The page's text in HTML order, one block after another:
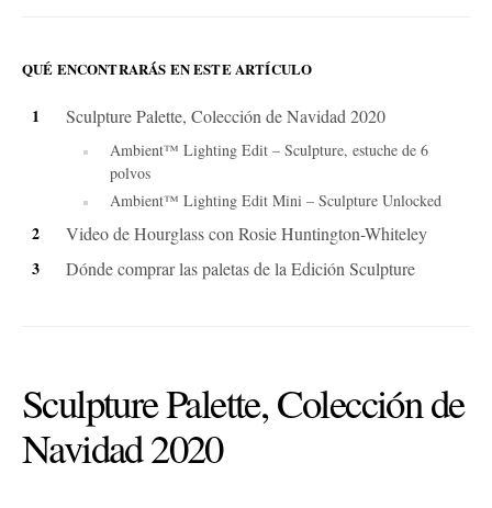
QUÉ ENCONTRARÁS EN ESTE ARTÍCULO
Sculpture Palette, Colección de Navidad 2020
Ambient™ Lighting Edit – Sculpture, estuche de 6
polvos
Ambient™ Lighting Edit Mini – Sculpture Unlocked
Video de Hourglass con Rosie Huntington-Whiteley
Dónde comprar las paletas de la Edición Sculpture
Sculpture Palette, Colección de
Navidad 2020